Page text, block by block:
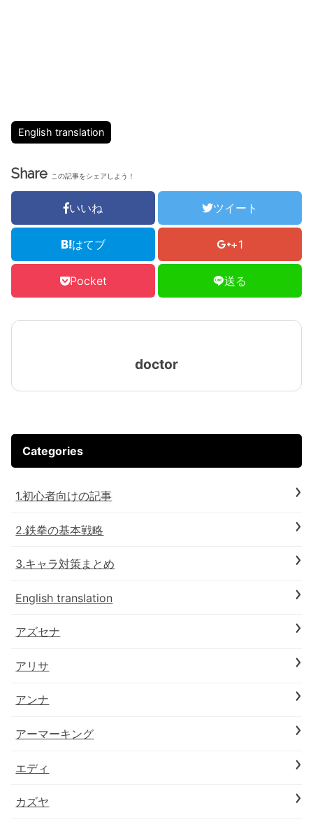
English translation
Share この記事をシェアしよう！
いいね ツイート
はてブ +1
Pocket 送る
doctor
Categories
1.初心者向けの記事
2.鉄拳の基本戦略
3.キャラ対策まとめ
English translation
アズセナ
アリサ
アンナ
アーマーキング
エディ
カズヤ